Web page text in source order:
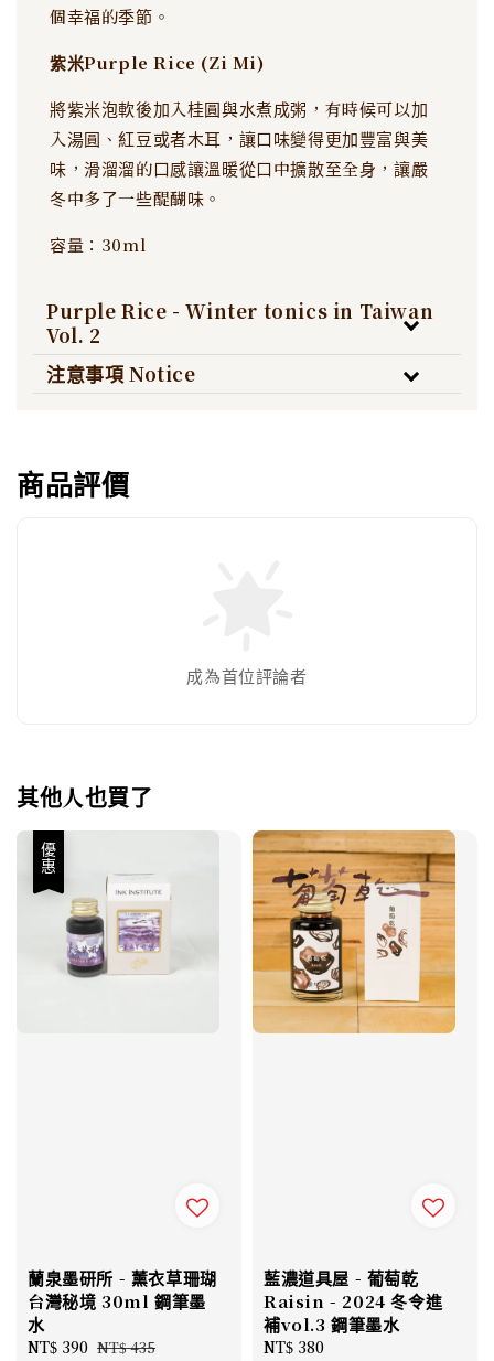
個幸福的季節。
紫米Purple Rice (Zi Mi)
將紫米泡軟後加入桂圓與水煮成粥，有時候可以加
入湯圓、紅豆或者木耳，讓口味變得更加豐富與美
味，滑溜溜的口感讓溫暖從口中擴散至全身，讓嚴
冬中多了一些醍醐味。
容量：30ml
Purple Rice - Winter tonics in Taiwan
Vol. 2
注意事項 Notice
商品評價
成為首位評論者
其他人也買了
優惠
蘭泉墨研所 - 薰衣草珊瑚
台灣秘境 30ml 鋼筆墨
水
Sale
NT$ 390 Regular
NT$ 435
藍濃道具屋 - 葡萄乾
Raisin - 2024 冬令進
補vol.3 鋼筆墨水
Regular
NT$ 380